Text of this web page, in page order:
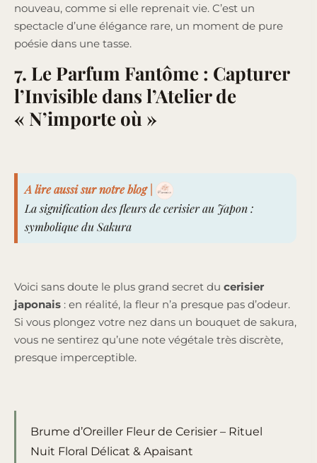
nouveau, comme si elle reprenait vie. C’est un
spectacle d’une élégance rare, un moment de pure
poésie dans une tasse.
7. Le Parfum Fantôme : Capturer
l’Invisible dans l’Atelier de
« N’importe où »
A lire aussi sur notre blog |
La signification des fleurs de cerisier au Japon :
symbolique du Sakura
Voici sans doute le plus grand secret du cerisier
japonais : en réalité, la fleur n’a presque pas d’odeur.
Si vous plongez votre nez dans un bouquet de sakura,
vous ne sentirez qu’une note végétale très discrète,
presque imperceptible.
Brume d’Oreiller Fleur de Cerisier – Rituel
Nuit Floral Délicat & Apaisant